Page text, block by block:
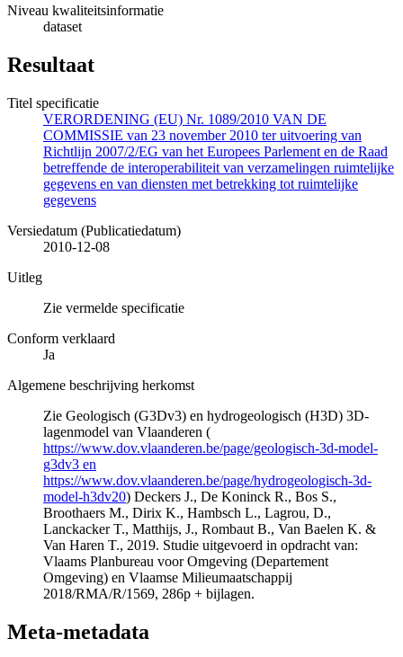
Niveau kwaliteitsinformatie
dataset
Resultaat
Titel specificatie
VERORDENING (EU) Nr. 1089/2010 VAN DE
COMMISSIE van 23 november 2010 ter uitvoering van
Richtlijn 2007/2/EG van het Europees Parlement en de Raad
betreffende de interoperabiliteit van verzamelingen ruimtelijke
gegevens en van diensten met betrekking tot ruimtelijke
gegevens
Versiedatum (Publicatiedatum)
2010-12-08
Uitleg
Zie vermelde specificatie
Conform verklaard
Ja
Algemene beschrijving herkomst
Zie Geologisch (G3Dv3) en hydrogeologisch (H3D) 3D-
lagenmodel van Vlaanderen (
https://www.dov.vlaanderen.be/page/geologisch-3d-model-
g3dv3 en
https://www.dov.vlaanderen.be/page/hydrogeologisch-3d-
model-h3dv20) Deckers J., De Koninck R., Bos S.,
Broothaers M., Dirix K., Hambsch L., Lagrou, D.,
Lanckacker T., Matthijs, J., Rombaut B., Van Baelen K. &
Van Haren T., 2019. Studie uitgevoerd in opdracht van:
Vlaams Planbureau voor Omgeving (Departement
Omgeving) en Vlaamse Milieumaatschappij
2018/RMA/R/1569, 286p + bijlagen.
Meta-metadata